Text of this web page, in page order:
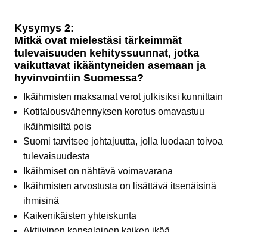
Kysymys 2:
Mitkä ovat mielestäsi tärkeimmät
tulevaisuuden kehityssuunnat, jotka
vaikuttavat ikääntyneiden asemaan ja
hyvinvointiin Suomessa?
Ikäihmisten maksamat verot julkisiksi kunnittain
Kotitalousvähennyksen korotus omavastuu
ikäihmisiltä pois
Suomi tarvitsee johtajuutta, jolla luodaan toivoa
tulevaisuudesta
Ikäihmiset on nähtävä voimavarana
Ikäihmisten arvostusta on lisättävä itsenäisinä
ihmisinä
Kaikenikäisten yhteiskunta